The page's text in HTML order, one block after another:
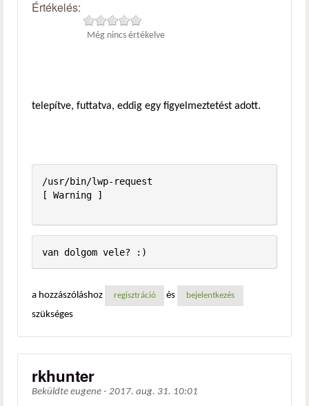
Értékelés:
Még nincs értékelve
telepítve, futtatva, eddig egy figyelmeztetést adott.
/usr/bin/lwp-request
[ Warning ]
a hozzászóláshoz regisztráció és bejelentkezés
szükséges
rkhunter
Beküldte eugene - 2017. aug. 31. 10:01